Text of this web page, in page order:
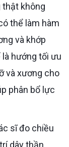
thật không
thể làm hàm
và khớp
hướng tối ưu
và xương cho
phân bổ lực
dây thần